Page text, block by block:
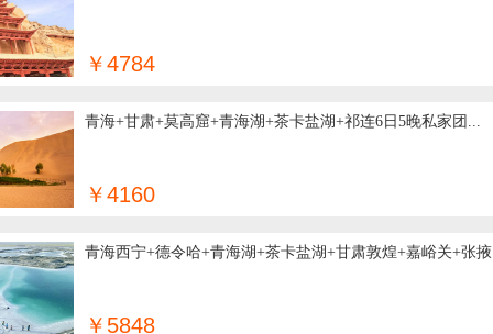
￥4784
青海+甘肃+莫高窟+青海湖+茶卡盐湖+祁连6日5晚私家团...
￥4160
青海西宁+德令哈+青海湖+茶卡盐湖+甘肃敦煌+嘉峪关+张
￥5848